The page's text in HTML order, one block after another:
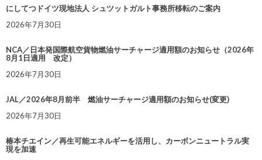
にしてつドイツ現地法人 シュツットガルト事務所移転のご案内
2026年7月30日
NCA／日本発国際航空貨物燃油サーチャージ適用額のお知らせ（2026年
8月1日適用 改定）
2026年7月30日
JAL／2026年8月前半 燃油サーチャージ適用額のお知らせ(変更)
2026年7月30日
椿本チエイン／再生可能エネルギーを活用し、カーボンニュートラル実
現を加速